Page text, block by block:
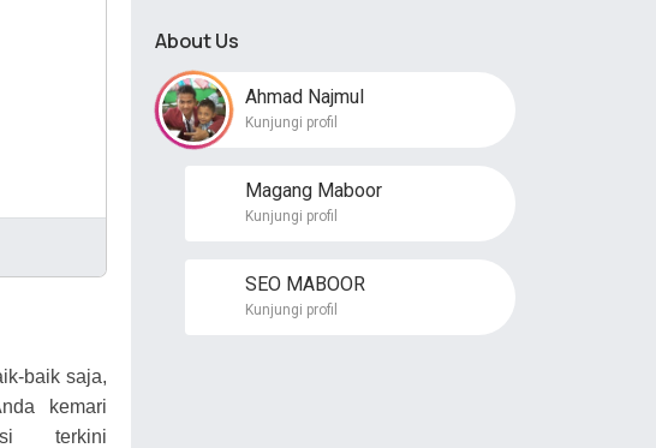
baik saja,
kemari
terkini
About Us
Ahmad Najmul
Kunjungi profil
Magang Maboor
Kunjungi profil
SEO MABOOR
Kunjungi profil